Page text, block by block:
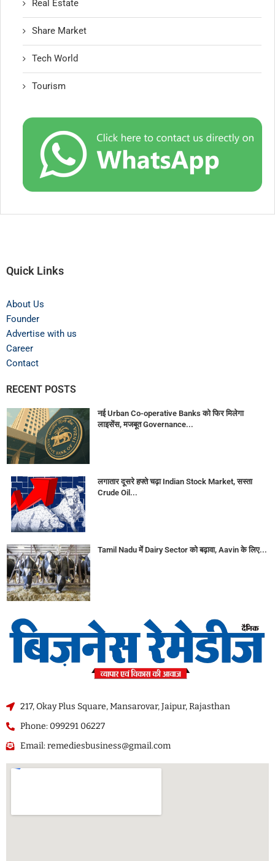
Real Estate
Share Market
Tech World
Tourism
Quick Links
About Us
Founder
Advertise with us
Career
Contact
RECENT POSTS
नई Urban Co-operative Banks को फिर मिलेगा
लाइसेंस, मजबूत Governance...
लगातार दूसरे हफ्ते चढ़ा Indian Stock Market, सस्ता
Crude Oil...
Tamil Nadu में Dairy Sector को बढ़ावा, Aavin के लिए...
217, Okay Plus Square, Mansarovar, Jaipur, Rajasthan
Phone: 099291 06227
Email: remediesbusiness@gmail.com